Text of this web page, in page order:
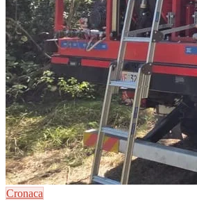
Cronaca